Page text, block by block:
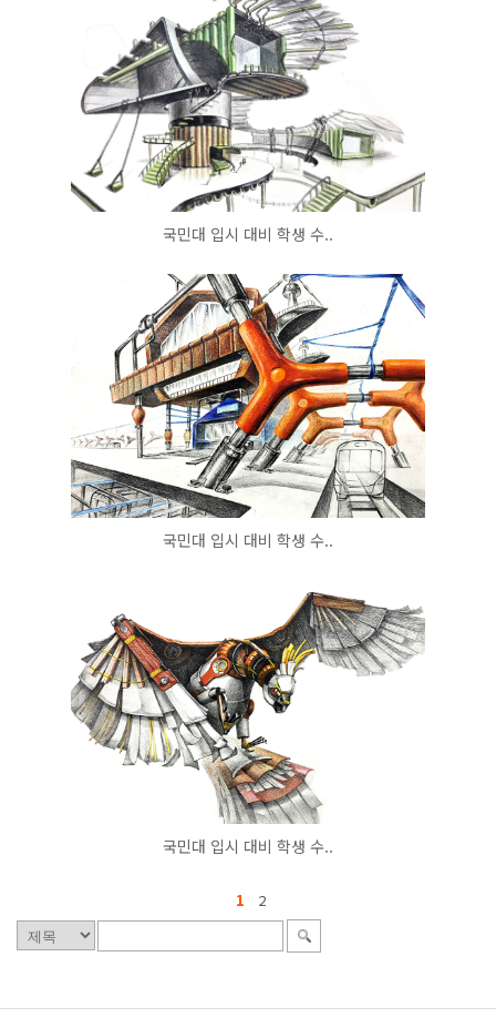
국민대 입시 대비 학생 수..
국민대 입시 대비 학생 수..
국민대 입시 대비 학생 수..
1 2